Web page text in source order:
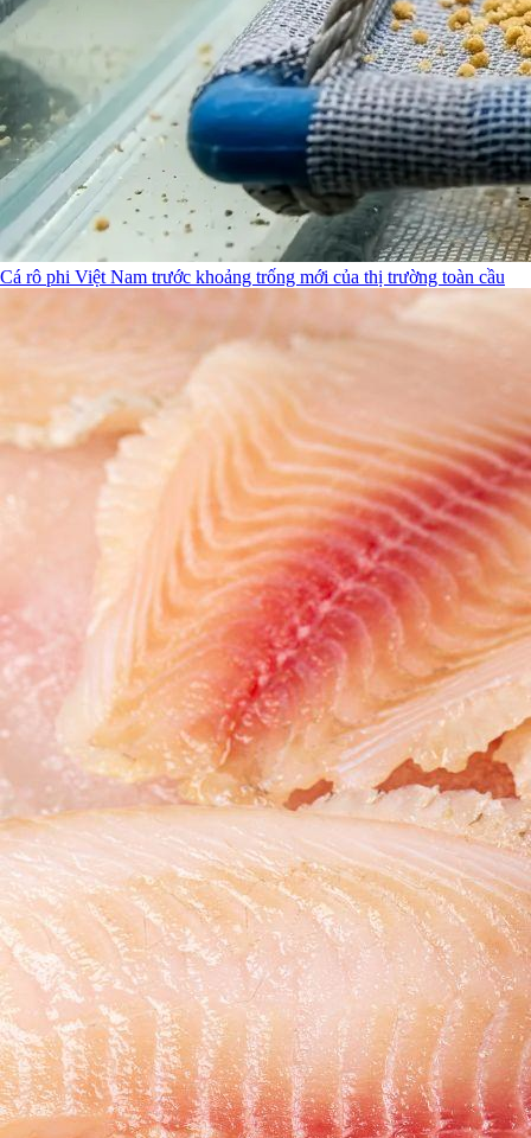
Cá rô phi Việt Nam trước khoảng trống mới của thị trường toàn cầu